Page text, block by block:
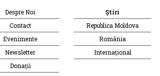
Despre Noi
Contact
Evenimente
Newsletter
Donații
Știri
Republica Moldova
România
Internațional